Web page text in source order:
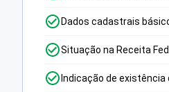
Dados cadastrais
Situação na Receita
Indicação de